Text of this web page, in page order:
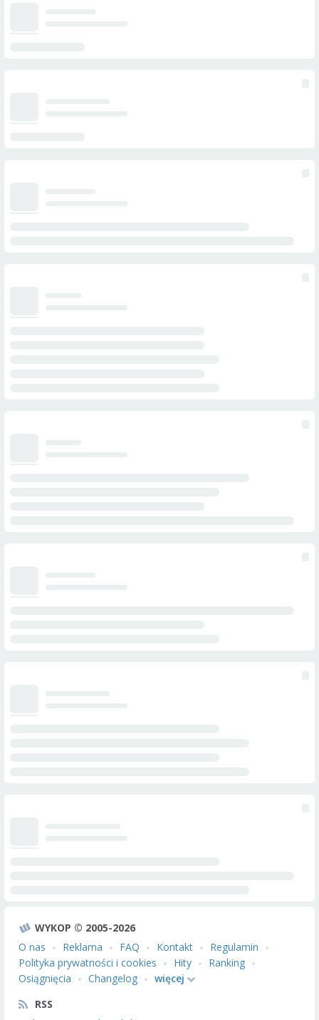
WYKOP © 2005-2026
O nas
Reklama FAQ Kontakt
Regulamin
Polityka prywatności i cookies
Hity
Ranking
Osiągnięcia
Changelog
więcej
RSS